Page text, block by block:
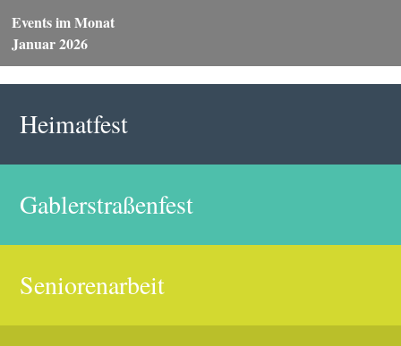
Events im Monat
Januar 2026
Heimatfest
Gablerstraßenfest
Seniorenarbeit